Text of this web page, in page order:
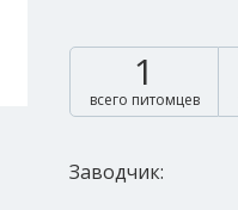
1
всего питомцев
Заводчик: